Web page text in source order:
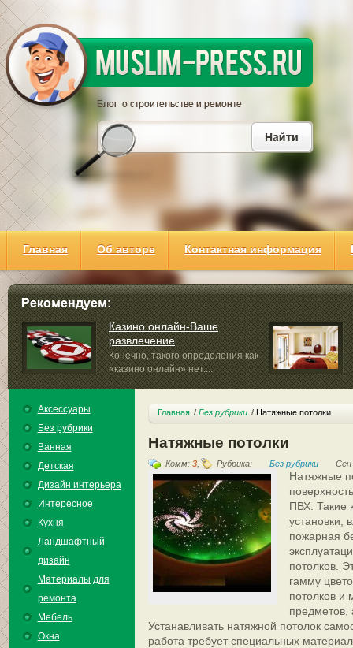
Главная Об авторе Контактная информация
Казино онлайн-Ваше
развлечение
Конечно, такого определения как
«казино онлайн» нет....
Аксессуары
Без рубрики
Ванная
Детская
Дизайн интерьера
Интересное
Кухня
Ландшафтный
дизайн
Материалы для
ремонта
Мебель
Окна
Главная Без рубрики Натяжные потолки
Натяжные потолки
Комм: 3, Рубрика: Без рубрики Сен
Натяжные
ПВХ. Такие
установки,
пожарная
потолков.
гамму
потолков и
предметов,
Устанавливать натяжной потолок
работа требует специальных